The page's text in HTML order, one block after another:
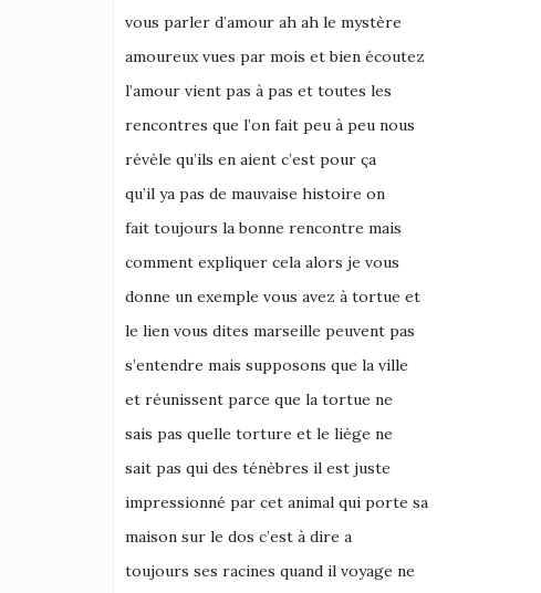
vous parler d’amour ah ah le mystère
amoureux vues par mois et bien écoutez
l’amour vient pas à pas et toutes les
rencontres que l’on fait peu à peu nous
révèle qu’ils en aient c’est pour ça
qu’il ya pas de mauvaise histoire on
fait toujours la bonne rencontre mais
comment expliquer cela alors je vous
donne un exemple vous avez à tortue et
le lien vous dites marseille peuvent pas
s’entendre mais supposons que la ville
et réunissent parce que la tortue ne
sais pas quelle torture et le liège ne
sait pas qui des ténèbres il est juste
impressionné par cet animal qui porte sa
maison sur le dos c’est à dire a
toujours ses racines quand il voyage ne